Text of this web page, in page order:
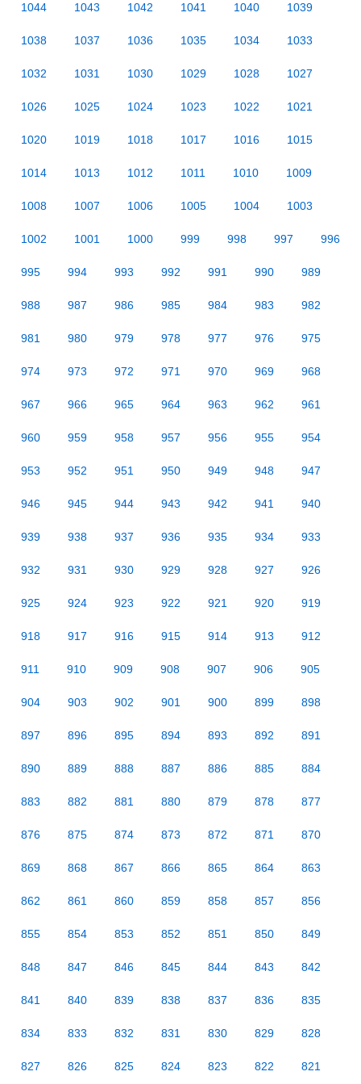
1044 1043 1042 1041 1040 1039
1038 1037 1036 1035 1034 1033
1032 1031 1030 1029 1028 1027
1026 1025 1024 1023 1022 1021
1020 1019 1018 1017 1016 1015
1014 1013 1012 1011 1010 1009
1008 1007 1006 1005 1004 1003
1002 1001 1000 999 998 997 996
995 994 993 992 991 990 989
988 987 986 985 984 983 982
981 980 979 978 977 976 975
974 973 972 971 970 969 968
967 966 965 964 963 962 961
960 959 958 957 956 955 954
953 952 951 950 949 948 947
946 945 944 943 942 941 940
939 938 937 936 935 934 933
932 931 930 929 928 927 926
925 924 923 922 921 920 919
918 917 916 915 914 913 912
911 910 909 908 907 906 905
904 903 902 901 900 899 898
897 896 895 894 893 892 891
890 889 888 887 886 885 884
883 882 881 880 879 878 877
876 875 874 873 872 871 870
869 868 867 866 865 864 863
862 861 860 859 858 857 856
855 854 853 852 851 850 849
848 847 846 845 844 843 842
841 840 839 838 837 836 835
834 833 832 831 830 829 828
827 826 825 824 823 822 821